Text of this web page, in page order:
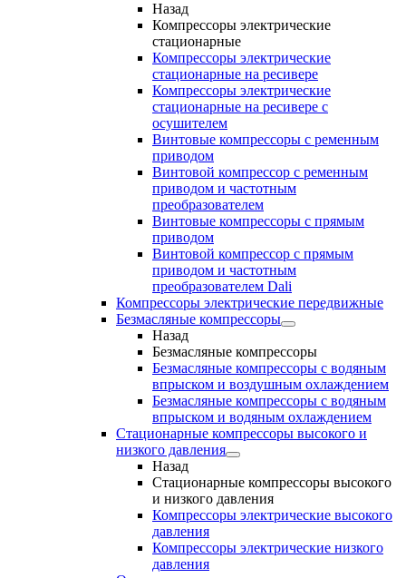
Назад
Компрессоры электрические
стационарные
Компрессоры электрические
стационарные на ресивере
Компрессоры электрические
стационарные на ресивере с
осушителем
Винтовые компрессоры с ременным
приводом
Винтовой компрессор с ременным
приводом и частотным
преобразователем
Винтовые компрессоры с прямым
приводом
Винтовой компрессор с прямым
приводом и частотным
преобразователем Dali
Компрессоры электрические передвижные
Безмасляные компрессоры
Назад
Безмасляные компрессоры
Безмасляные компрессоры с водяным
впрыском и воздушным охлаждением
Безмасляные компрессоры с водяным
впрыском и водяным охлаждением
Стационарные компрессоры высокого и
низкого давления
Назад
Стационарные компрессоры высокого
и низкого давления
Компрессоры электрические высокого
давления
Компрессоры электрические низкого
давления